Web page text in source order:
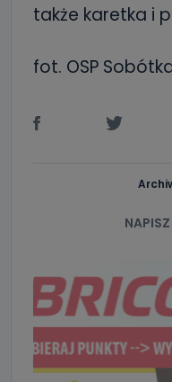
także karetka i
fot. OSP